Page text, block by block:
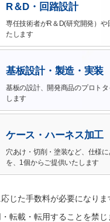
R＆D・回路設計
専任技術者がR＆D(研究開発）
たします
基板設計・製造・実装
基板の設計、開発商品のプロト
します
ケース・ハーネス加工
穴あけ・切削・塗装など、仕様
を、1個からご提供いたします
じた手数料が必要になりま
転載・転用することを禁じ